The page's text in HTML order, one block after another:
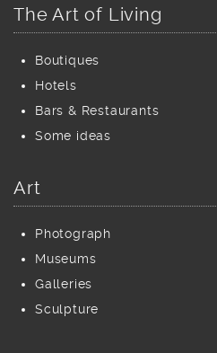
The Art of Living
Boutiques
Hotels
Bars & Restaurants
Some ideas
Art
Photograph
Museums
Galleries
Sculpture